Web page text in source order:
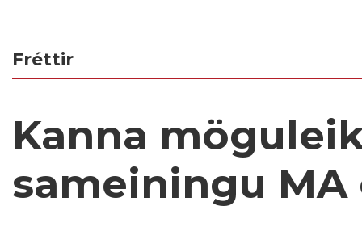
Fréttir
Kanna
sameiningu MA